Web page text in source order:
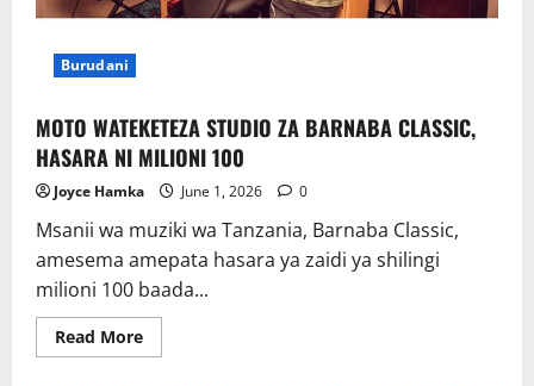
Burudani
MOTO WATEKETEZA STUDIO ZA BARNABA CLASSIC,
HASARA NI MILIONI 100
Joyce Hamka June 1, 2026 0
Msanii wa muziki wa Tanzania, Barnaba Classic,
amesema amepata hasara ya zaidi ya shilingi
milioni 100 baada...
Read MoreRead
more